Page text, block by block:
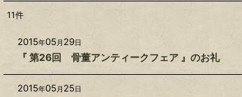
11件
2015年05 月 29日
『 第26回 骨董アンティークフェア 』のお礼
2015年05 月 25日